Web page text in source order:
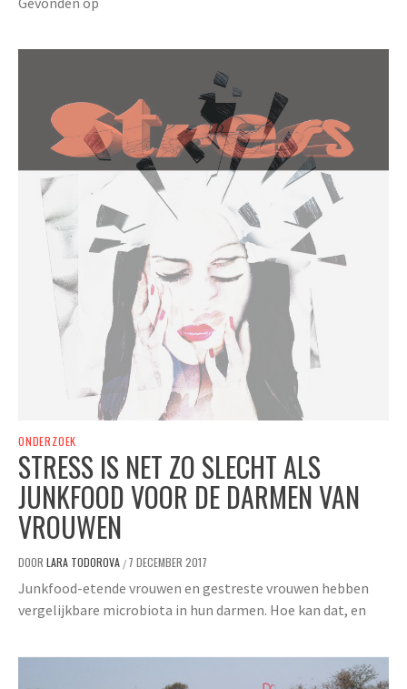
ONDERZOEK
STRESS IS NET ZO SLECHT ALS
JUNKFOOD VOOR DE DARMEN VAN
VROUWEN
DOOR LARA TODOROVA / 7 DECEMBER 2017
Junkfood-etende vrouwen en gestreste vrouwen hebben
vergelijkbare microbiota in hun darmen. Hoe kan dat, en